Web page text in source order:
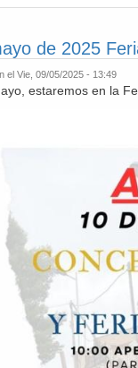
de 2025
el Vie, 09/05/2025 - 13:49
estaremos en la